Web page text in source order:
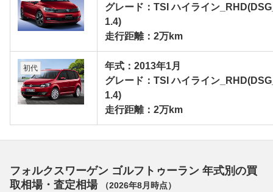
グレード：TSI ハイライン
1.4)
走行距離：2万km
初代
年式：2013年1月
グレード：TSI ハイライン
1.4)
走行距離：2万km
フォルクスワーゲン ゴルフトゥーラン 年式別の買
取相場・査定相場
（2026年8月 時点）